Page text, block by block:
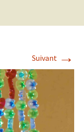
Suivant →